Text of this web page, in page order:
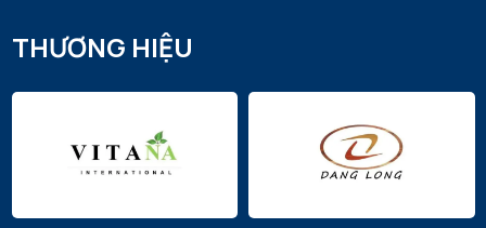
THƯƠNG HIỆU